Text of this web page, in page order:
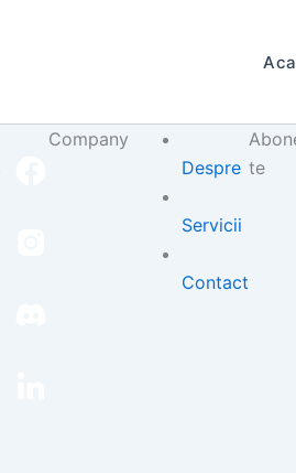
Company
Despre
Servicii
Contact
te